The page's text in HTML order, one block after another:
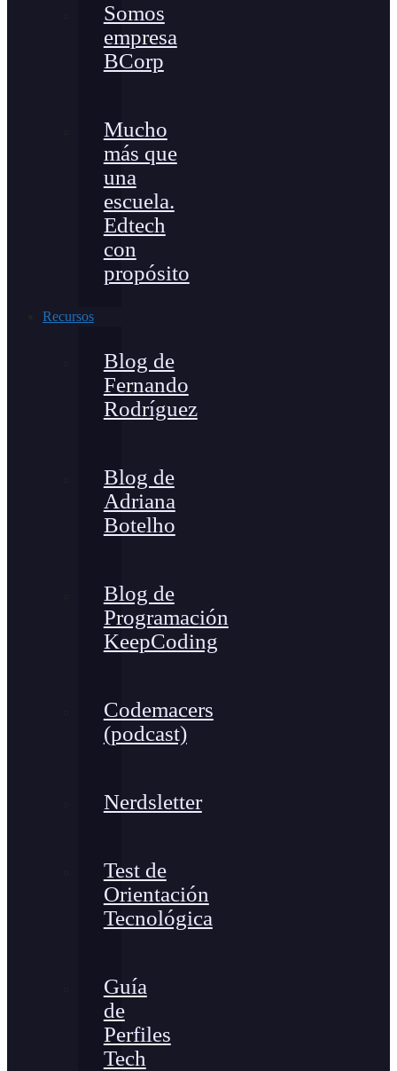
Somos
empresa
BCorp
Mucho
más que
una
escuela.
Edtech
con
propósito
Recursos
Blog de
Fernando
Rodríguez
Blog de
Adriana
Botelho
Blog de
Programación
KeepCoding
Codemacers
(podcast)
Nerdsletter
Test de
Orientación
Tecnológica
Guía
de
Perfiles
Tech